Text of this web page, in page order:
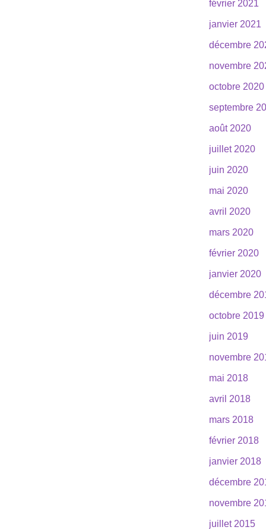
février 2021
janvier 2021
décembre
novembre
octobre 2020
septembre
août 2020
juillet 2020
juin 2020
mai 2020
avril 2020
mars 2020
février 2020
janvier 2020
décembre
octobre 2019
juin 2019
novembre
mai 2018
avril 2018
mars 2018
février 2018
janvier 2018
décembre
novembre
juillet 2015